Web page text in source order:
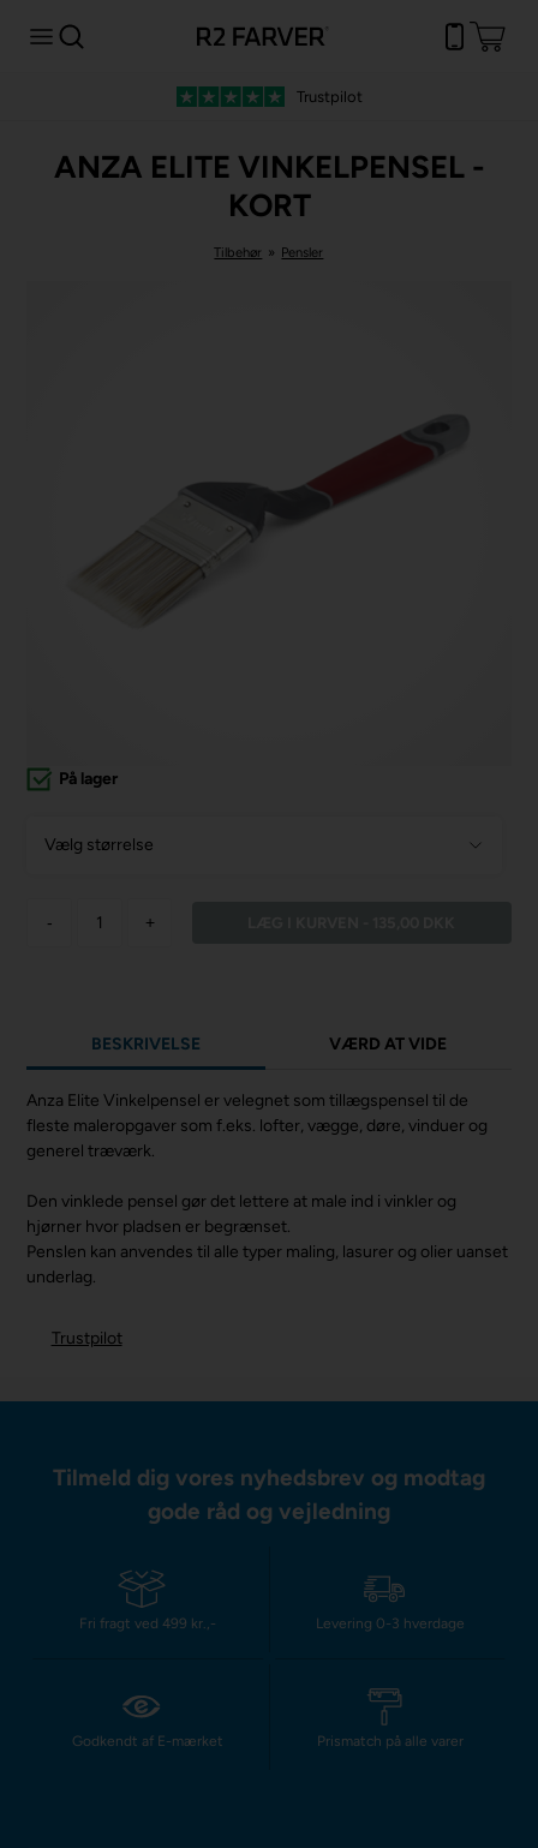
Trustpilot
ANZA ELITE VINKELPENSEL -
KORT
Tilbehør » Pensler
På lager
Vælg størrelse
- +
BESKRIVELSE VÆRD AT VIDE
Anza Elite Vinkelpensel er velegnet som tillægspensel til de
fleste maleropgaver som f.eks. lofter, vægge, døre, vinduer og
generel træværk.
Den vinklede pensel gør det lettere at male ind i vinkler og
hjørner hvor pladsen er begrænset.
Penslen kan anvendes til alle typer maling, lasurer og olier uanset
underlag.
Trustpilot
Tilmeld dig vores nyhedsbrev og modtag
gode råd og vejledning
Fri fragt ved 499 kr.,- Levering 0-3 hverdage
Godkendt af E-mærket Prismatch på alle varer